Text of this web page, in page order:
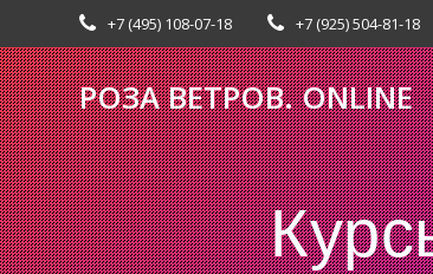
to
content
+7 (495) 108-07-18 +7 (925) 504-81-18
РОЗАВЕТРОВ.ONLINE